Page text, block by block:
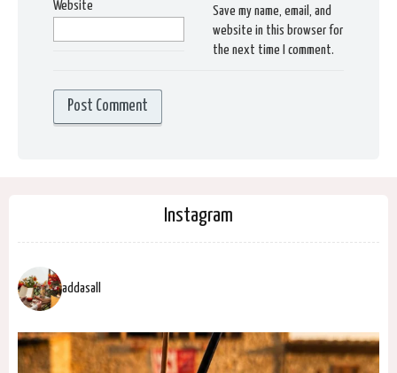
Website
Save my name, email, and
website in this browser for
the next time I comment.
Instagram
addasall